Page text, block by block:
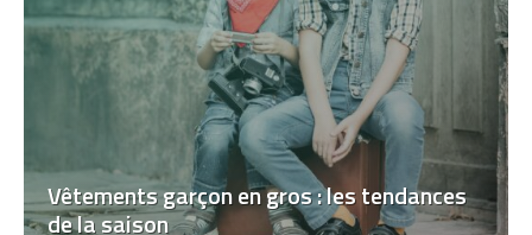
Vêtements garçon en gros : les tendances
de la saison